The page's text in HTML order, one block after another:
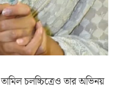
তামিল চলচ্চিত্রেও তার অভিনয়